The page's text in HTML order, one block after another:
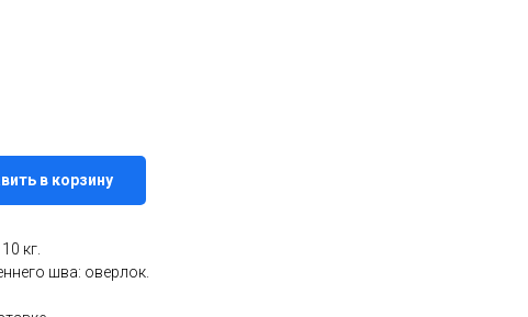
в корзину
кг.
шва: оверлок.